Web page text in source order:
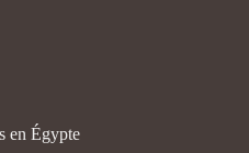
en Égypte